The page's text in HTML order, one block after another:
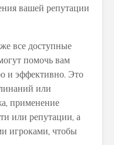
вашей репутации
все доступные
помочь вам
и эффективно. Это
или
применение
или репутации, а
игроками, чтобы